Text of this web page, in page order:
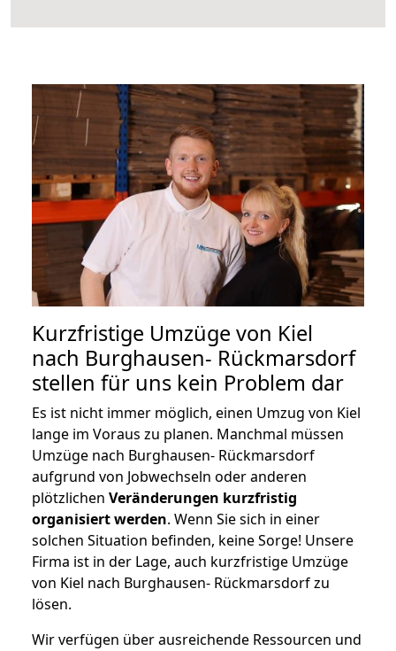
Kurzfristige Umzüge von Kiel
nach Burghausen- Rückmarsdorf
stellen für uns kein Problem dar
Es ist nicht immer möglich, einen Umzug von Kiel
lange im Voraus zu planen. Manchmal müssen
Umzüge nach Burghausen- Rückmarsdorf
aufgrund von Jobwechseln oder anderen
plötzlichen Veränderungen kurzfristig
organisiert werden. Wenn Sie sich in einer
solchen Situation befinden, keine Sorge! Unsere
Firma ist in der Lage, auch kurzfristige Umzüge
von Kiel nach Burghausen- Rückmarsdorf zu
lösen.
Wir verfügen über ausreichende Ressourcen und